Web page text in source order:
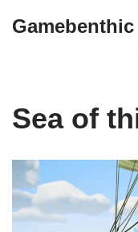
Gamebenthic
Sea of